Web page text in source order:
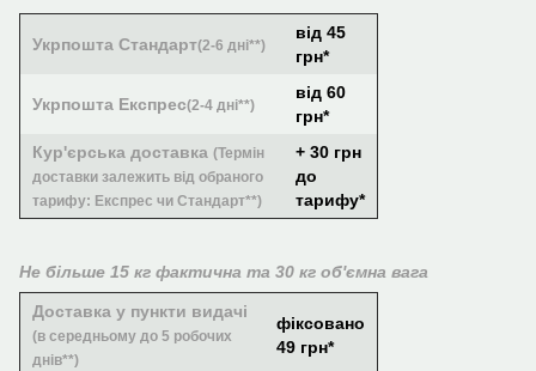
Укрпошта Стандарт(2-6 дні**)
від 45
грн*
Укрпошта Експрес(2-4 дні**)
від 60
грн*
Кур'єрська доставка (Термін
доставки залежить від обраного
тарифу: Експрес чи Стандарт**)
+ 30 грн
до
тарифу*
Не більше 15 кг фактична та 30 кг об'ємна вага
Доставка у пункти видачі
(в середньому до 5 робочих
днів**)
фіксовано
49 грн*